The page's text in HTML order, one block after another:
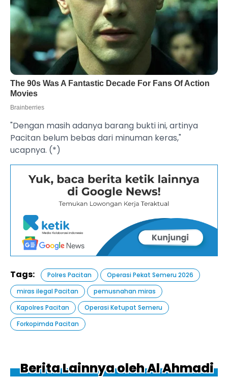
"Dengan masih adanya barang bukti ini, artinya
Pacitan belum bebas dari minuman keras,"
ucapnya. (*)
Tags: Polres Pacitan
Operasi Pekat Semeru 2026
miras ilegal Pacitan
pemusnahan miras
Kapolres Pacitan
Operasi Ketupat Semeru
Forkopimda Pacitan
Berita Lainnya oleh Al Ahmadi